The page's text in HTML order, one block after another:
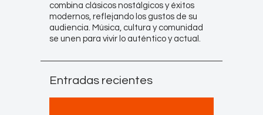
combina clásicos nostálgicos y éxitos
modernos, reflejando los gustos de su
audiencia. Música, cultura y comunidad
se unen para vivir lo auténtico y actual.
Entradas recientes